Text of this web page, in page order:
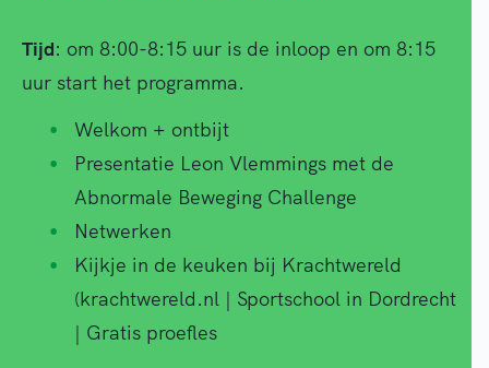
Tijd: om 8:00-8:15 uur is de inloop en om 8:15
uur start het programma.
Welkom + ontbijt
Presentatie Leon Vlemmings met de
Abnormale Beweging Challenge
Netwerken
Kijkje in de keuken bij Krachtwereld
(krachtwereld.nl | Sportschool in Dordrecht
| Gratis proefles